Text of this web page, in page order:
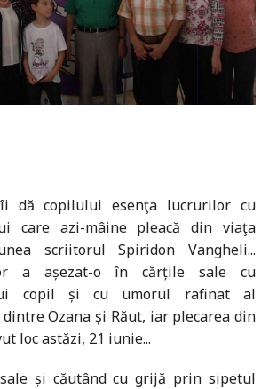
dă copilului esenţa lucrurilor cu
care azi-mâine pleacă din viaţa
scriitorul Spiridon Vangheli...
a așezat-o în cărțile sale cu
copil și cu umorul rafinat al
Ozana și Răut, iar plecarea din
loc astăzi, 21 iunie...
și căutând cu grijă prin sipetul